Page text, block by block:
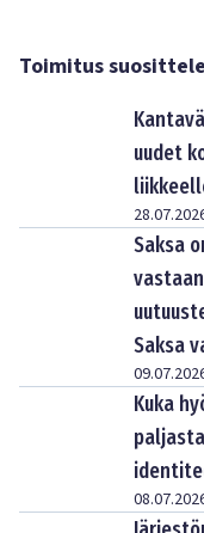
Toimitus
uudet
Saksa
Saksa
Kuka